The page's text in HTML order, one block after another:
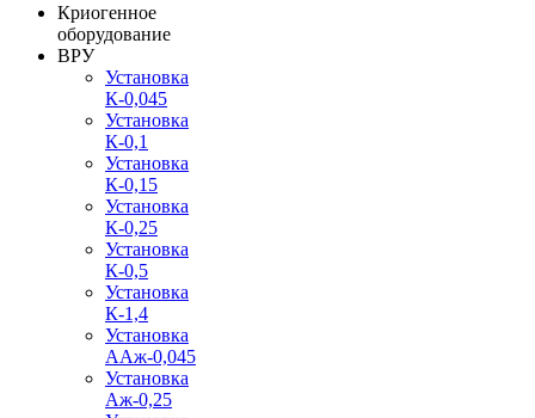
Криогенное
оборудование
ВРУ
Установка
К-0,045
Установка
К-0,1
Установка
К-0,15
Установка
К-0,25
Установка
К-0,5
Установка
К-1,4
Установка
ААж-0,045
Установка
Аж-0,25